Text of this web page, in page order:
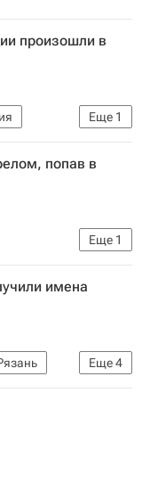
произошли в
Еще 1
попав в
Еще 1
имена
Еще4